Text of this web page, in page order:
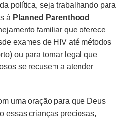
política, seja trabalhando para
à Planned Parenthood
familiar que oferece
exames de HIV até métodos
ou para tornar legal que
se recusem a atender
uma oração para que Deus
essas crianças preciosas,